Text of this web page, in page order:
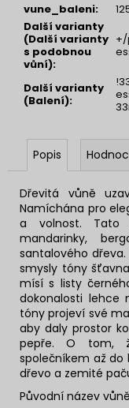
vune_baleni:
Další varianty
(Další varianty
s podobnou
vůní):
Další varianty
(Balení):
Popis
Dřevitá vůně
Namíchána pro
a volnost. Tato
mandarinky,
santalového dřeva.
smysly tóny
mísí s listy
dokonalosti lehce
tóny projeví své
aby daly prostor
pepře. O tom,
společníkem až do
dřevo a zemité
Původní název